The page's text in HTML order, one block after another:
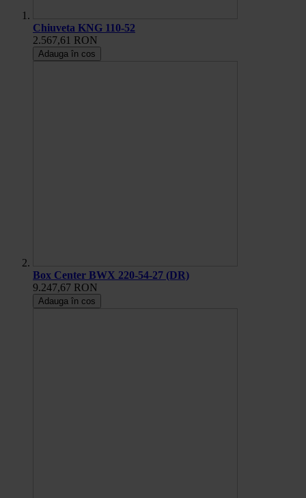
Chiuveta KNG 110-52
2.567,61 RON
Adauga în cos
Box Center BWX 220-54-27 (DR)
9.247,67 RON
Adauga în cos